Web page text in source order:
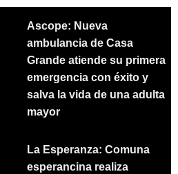
Ascope: Nueva
ambulancia de Casa
Grande atiende su primera
emergencia con éxito y
salva la vida de una adulta
mayor
La Esperanza: Comuna
esperancina realiza